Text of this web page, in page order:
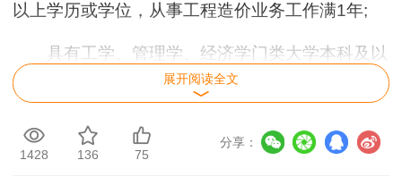
以上学历或学位，从事工程造价业务工作满1年;
具有工学、管理学、经济学门类大学本科及以
上学历或学位，从事工程造价业务工作满2年。
(三)具有其他专业相应学历或学位的人员，从
事工程造价业务工作年限相应增加1年。
展开阅读全文
1428 136 75
分享：